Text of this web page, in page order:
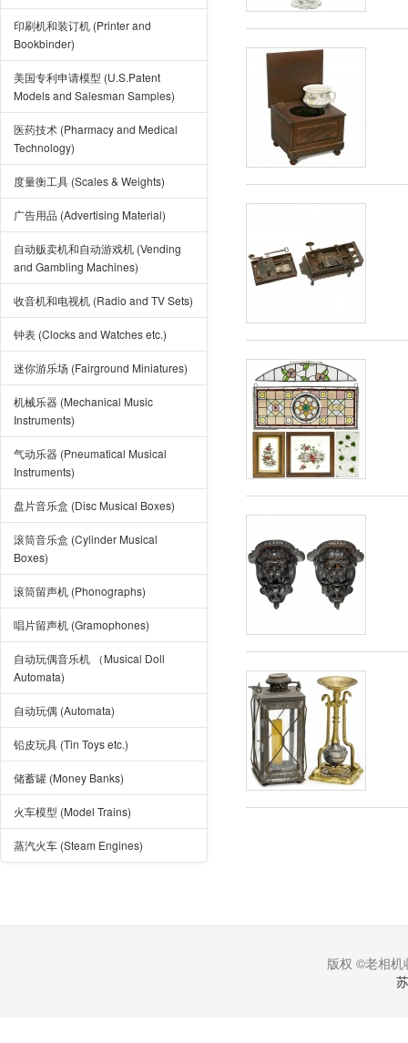
印刷机和装订机 (Printer and
Bookbinder)
美国专利申请模型 (U.S.Patent
Models and Salesman Samples)
医药技术 (Pharmacy and Medical
Technology)
度量衡工具 (Scales & Weights)
广告用品 (Advertising Material)
自动贩卖机和自动游戏机 (Vending
and Gambling Machines)
收音机和电视机 (Radio and TV Sets)
钟表 (Clocks and Watches etc.)
迷你游乐场 (Fairground Miniatures)
机械乐器 (Mechanical Music
Instruments)
气动乐器 (Pneumatical Musical
Instruments)
盘片音乐盒 (Disc Musical Boxes)
滚筒音乐盒 (Cylinder Musical
Boxes)
滚筒留声机 (Phonographs)
唱片留声机 (Gramophones)
自动玩偶音乐机 （Musical Doll
Automata)
自动玩偶 (Automata)
铅皮玩具 (Tin Toys etc.)
储蓄罐 (Money Banks)
火车模型 (Model Trains)
蒸汽火车 (Steam Engines)
版权 ©老相